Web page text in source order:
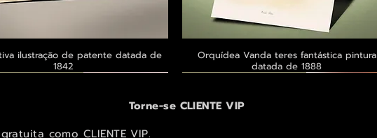
Visualização rápida
ilustração de patente datada de
1842
Visualização rápida
Orquídea Vanda teres fantástica pintura
datada de 1888
Torne-se CLIENTE VIP
como CLIENTE VIP.